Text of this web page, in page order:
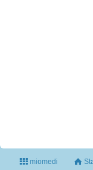
miomedi